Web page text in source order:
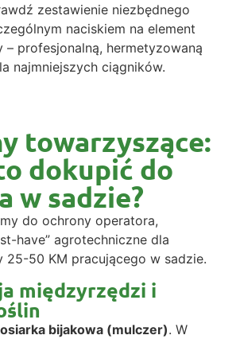
zestawienie niezbędnego
naciskiem na element
– profesjonalną, hermetyzowaną
najmniejszych ciągników.
towarzyszące:
dokupić do
w sadzie?
do ochrony operatora,
have” agrotechniczne dla
25-50 KM pracującego w sadzie.
międzyrzędzi i
bijakowa (mulczer). W